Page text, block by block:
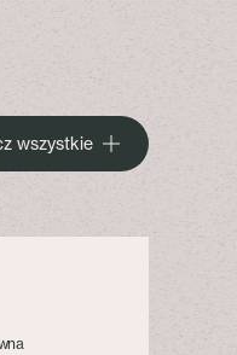
wszystkie